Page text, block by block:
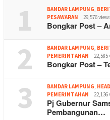
1 BANDAR LAMPUNG
PESAWARAN
29,576
Bongkar Post –
2 BANDAR LAMPUNG
PEMERINTAHAN
22,585
Bongkar Post –
3 BANDAR LAMPUNG
PEMERINTAHAN
22,136
Pj Gubernur
Pembangunan…